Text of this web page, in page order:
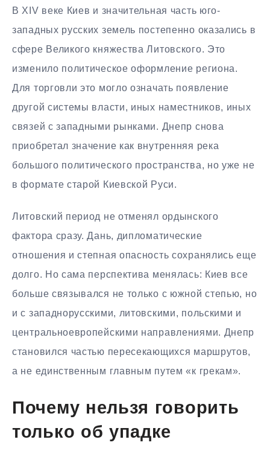
В XIV веке Киев и значительная часть юго-
западных русских земель постепенно оказались в
сфере Великого княжества Литовского. Это
изменило политическое оформление региона.
Для торговли это могло означать появление
другой системы власти, иных наместников, иных
связей с западными рынками. Днепр снова
приобретал значение как внутренняя река
большого политического пространства, но уже не
в формате старой Киевской Руси.
Литовский период не отменял ордынского
фактора сразу. Дань, дипломатические
отношения и степная опасность сохранялись еще
долго. Но сама перспектива менялась: Киев все
больше связывался не только с южной степью, но
и с западнорусскими, литовскими, польскими и
центральноевропейскими направлениями. Днепр
становился частью пересекающихся маршрутов,
а не единственным главным путем «к грекам».
Почему нельзя говорить
только об упадке